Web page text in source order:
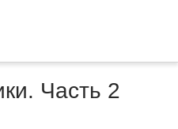
Часть 2